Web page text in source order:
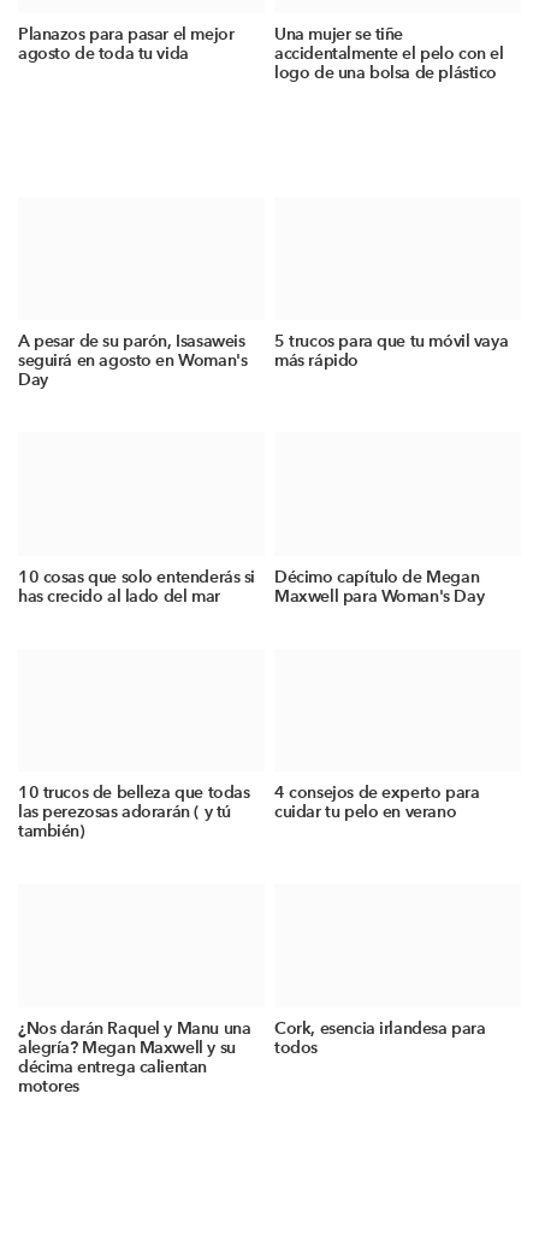
Planazos para pasar el mejor
agosto de toda tu vida
Una mujer se tiñe
accidentalmente el pelo con el
logo de una bolsa de plástico
A pesar de su parón, Isasaweis
seguirá en agosto en Woman's
Day
5 trucos para que tu móvil vaya
más rápido
10 cosas que solo entenderás si
has crecido al lado del mar
Décimo capítulo de Megan
Maxwell para Woman's Day
10 trucos de belleza que todas
las perezosas adorarán ( y tú
también)
4 consejos de experto para
cuidar tu pelo en verano
¿Nos darán Raquel y Manu una
alegría? Megan Maxwell y su
décima entrega calientan
motores
Cork, esencia irlandesa para
todos